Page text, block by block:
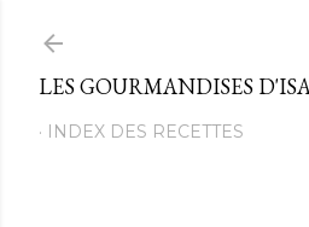
LES GOURMANDISES
INDEX DES RECETTES